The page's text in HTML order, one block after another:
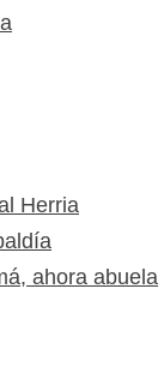
Herria
ahora abuela